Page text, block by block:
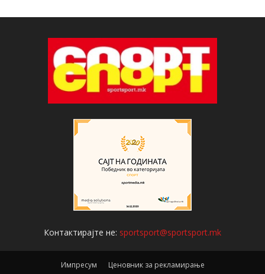
Контактирајте не: sportsport@sportsport.mk
Импресум Ценовник за рекламирање